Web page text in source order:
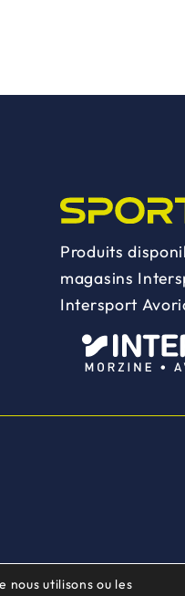
Produits
magasins
Intersport
nous utilisons ou les